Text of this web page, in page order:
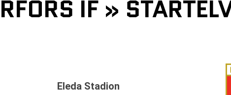
IF »
Eleda Stadion